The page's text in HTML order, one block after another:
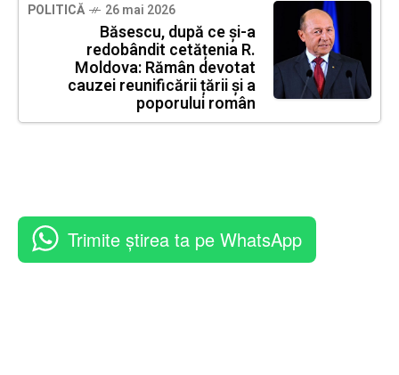
POLITICĂ 26 mai 2026
Băsescu, după ce și-a
redobândit cetățenia R.
Moldova: Rămân devotat
cauzei reunificării țării și a
poporului român
Trimite știrea ta pe WhatsApp